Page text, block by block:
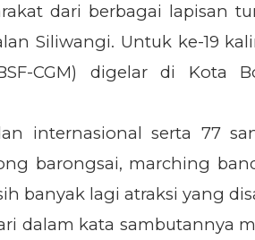
dari berbagai lapisan
Siliwangi. Untuk ke-19
CGM) digelar di Kota
internasional serta 77
barongsai, marching
banyak lagi atraksi yang
dalam kata sambutannya